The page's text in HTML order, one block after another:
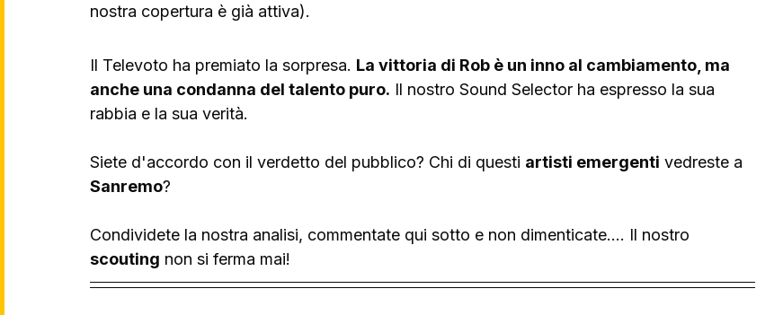
nostra copertura è già attiva).
Il Televoto ha premiato la sorpresa. La vittoria di Rob è un inno al cambiamento, ma
anche una condanna del talento puro. Il nostro Sound Selector ha espresso la sua
rabbia e la sua verità.
Siete d'accordo con il verdetto del pubblico? Chi di questi artisti emergenti vedreste a
Sanremo?
Condividete la nostra analisi, commentate qui sotto e non dimenticate.... Il nostro
scouting non si ferma mai!